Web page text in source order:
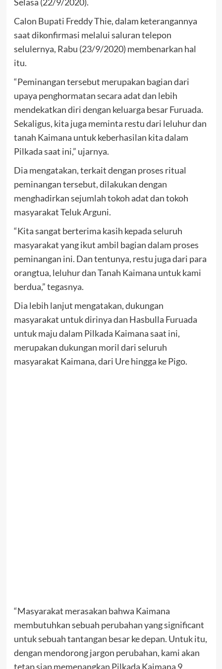
Calon Bupati Freddy Thie, dalam keterangannya
saat dikonfirmasi melalui saluran telepon
selulernya, Rabu (23/9/2020) membenarkan hal
itu.
“Peminangan tersebut merupakan bagian dari
upaya penghormatan secara adat dan lebih
mendekatkan diri dengan keluarga besar Furuada.
Sekaligus, kita juga meminta restu dari leluhur dan
tanah Kaimana untuk keberhasilan kita dalam
Pilkada saat ini,” ujarnya.
Dia mengatakan, terkait dengan proses ritual
peminangan tersebut, dilakukan dengan
menghadirkan sejumlah tokoh adat dan tokoh
masyarakat Teluk Arguni.
“Kita sangat berterima kasih kepada seluruh
masyarakat yang ikut ambil bagian dalam proses
peminangan ini. Dan tentunya, restu juga dari para
orangtua, leluhur dan Tanah Kaimana untuk kami
berdua,” tegasnya.
Dia lebih lanjut mengatakan, dukungan
masyarakat untuk dirinya dan Hasbulla Furuada
untuk maju dalam Pilkada Kaimana saat ini,
merupakan dukungan moril dari seluruh
masyarakat Kaimana, dari Ure hingga ke Pigo.
“Masyarakat merasakan bahwa Kaimana
membutuhkan sebuah perubahan yang significant
untuk sebuah tantangan besar ke depan. Untuk itu,
dengan mendorong jargon perubahan, kami akan
tetap siap memenangkan Pilkada Kaimana 9